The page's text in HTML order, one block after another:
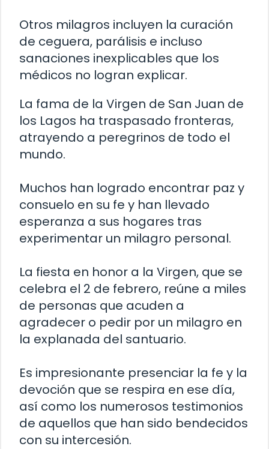
Otros milagros incluyen la curación
de ceguera, parálisis e incluso
sanaciones inexplicables que los
médicos no logran explicar.
La fama de la Virgen de San Juan de
los Lagos ha traspasado fronteras,
atrayendo a peregrinos de todo el
mundo.
Muchos han logrado encontrar paz y
consuelo en su fe y han llevado
esperanza a sus hogares tras
experimentar un milagro personal.
La fiesta en honor a la Virgen, que se
celebra el 2 de febrero, reúne a miles
de personas que acuden a
agradecer o pedir por un milagro en
la explanada del santuario.
Es impresionante presenciar la fe y la
devoción que se respira en ese día,
así como los numerosos testimonios
de aquellos que han sido bendecidos
con su intercesión.